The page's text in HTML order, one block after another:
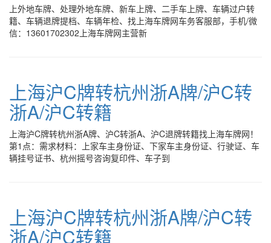
上外地车牌、处理外地车牌、新车上牌、二手车上牌、车辆过户转
籍、车辆退牌提档、车辆年检、找上海车牌网车务客服部，手机/微
信：13601702302上海车牌网主营新
上海沪C牌转杭州浙A牌/沪C转
浙A/沪C转籍
上海沪C牌转杭州浙A牌、沪C转浙A、沪C退牌转籍找上海车牌网！
第1点：需求材料：上家车主身份证、下家车主身份证、行驶证、车
辆挂号证书、杭州摇号咨询复印件、车子到
上海沪C牌转杭州浙A牌/沪C转
浙A/沪C转籍